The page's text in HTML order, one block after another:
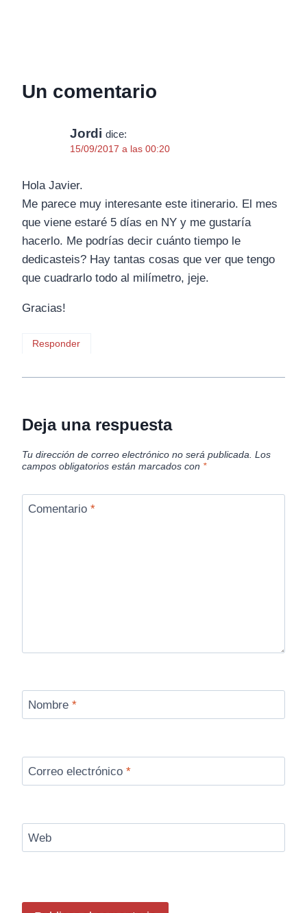
Un comentario
Jordi dice:
15/09/2017 a las 00:20
Hola Javier.
Me parece muy interesante este itinerario. El mes
que viene estaré 5 días en NY y me gustaría
hacerlo. Me podrías decir cuánto tiempo le
dedicasteis? Hay tantas cosas que ver que tengo
que cuadrarlo todo al milímetro, jeje.
Gracias!
Responder
Deja una respuesta
Tu dirección de correo electrónico no será publicada. Los
campos obligatorios están marcados con *
Comentario *
Nombre *
Correo electrónico *
Web